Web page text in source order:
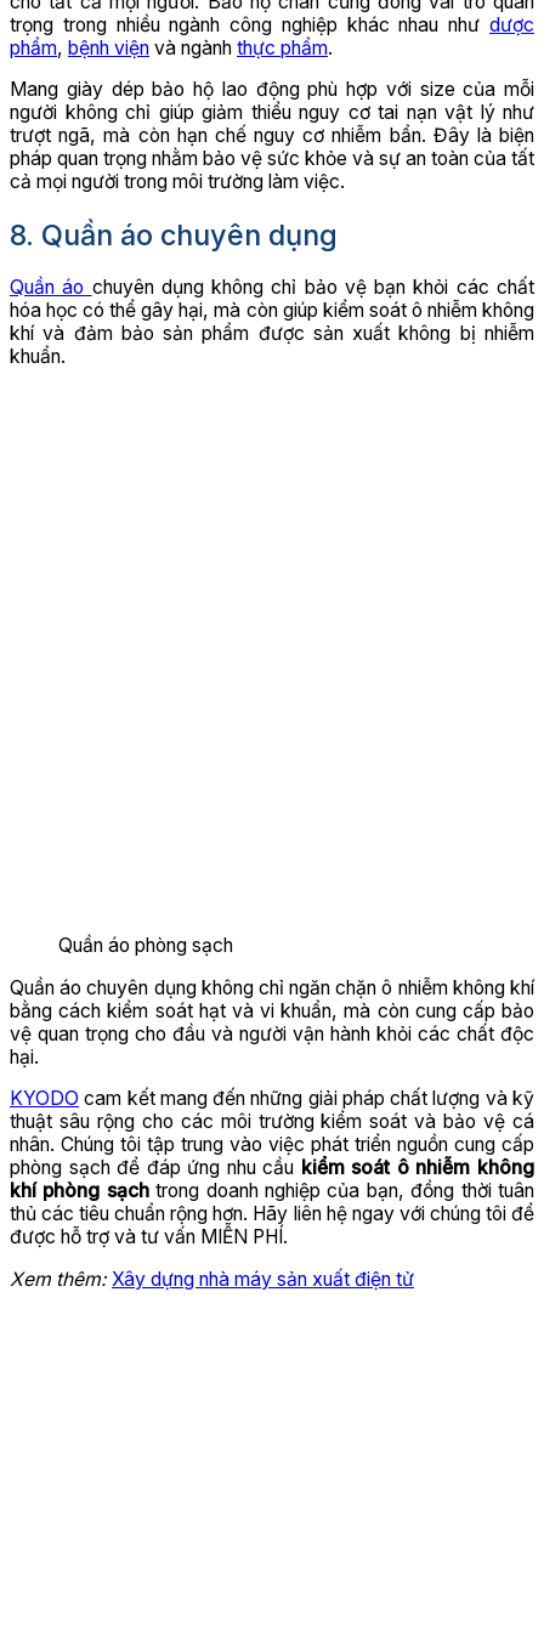
trọng trong nhiều ngành công nghiệp khác nhau như dược
phẩm, bệnh viện và ngành thực phẩm.
Mang giày dép bảo hộ lao động phù hợp với size của mỗi
người không chỉ giúp giảm thiểu nguy cơ tai nạn vật lý như
trượt ngã, mà còn hạn chế nguy cơ nhiễm bẩn. Đây là biện
pháp quan trọng nhằm bảo vệ sức khỏe và sự an toàn của tất
cả mọi người trong môi trường làm việc.
8. Quần áo chuyên dụng
Quần áo chuyên dụng không chỉ bảo vệ bạn khỏi các chất
hóa học có thể gây hại, mà còn giúp kiểm soát ô nhiễm không
khí và đảm bảo sản phẩm được sản xuất không bị nhiễm
khuẩn.
Quần áo phòng sạch
Quần áo chuyên dụng không chỉ ngăn chặn ô nhiễm không khí
bằng cách kiểm soát hạt và vi khuẩn, mà còn cung cấp bảo
vệ quan trọng cho đầu và người vận hành khỏi các chất độc
hại.
KYODO cam kết mang đến những giải pháp chất lượng và kỹ
thuật sâu rộng cho các môi trường kiểm soát và bảo vệ cá
nhân. Chúng tôi tập trung vào việc phát triển nguồn cung cấp
phòng sạch để đáp ứng nhu cầu kiểm soát ô nhiễm không
khí phòng sạchtrong doanh nghiệp của bạn, đồng thời tuân
thủ các tiêu chuẩn rộng hơn. Hãy liên hệ ngay với chúng tôi để
được hỗ trợ và tư vấn MIỄN PHÍ.
Xem thêm: Xây dựng nhà máy sản xuất điện tử